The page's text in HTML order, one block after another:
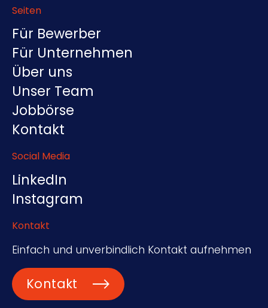
Seiten
Für Bewerber
Für Unternehmen
Über uns
Unser Team
Jobbörse
Kontakt
Social Media
LinkedIn
Instagram
Kontakt
Einfach und unverbindlich Kontakt aufnehmen
Kontakt